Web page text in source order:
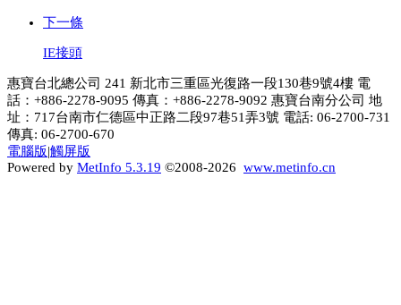
下一條
IE接頭
惠寶台北總公司 241 新北市三重區光復路一段130巷9號4樓 電
話：+886-2278-9095 傳真：+886-2278-9092 惠寶台南分公司 地
址：717台南市仁德區中正路二段97巷51弄3號 電話: 06-2700-731
傳真: 06-2700-670
電腦版|觸屏版
Powered by MetInfo 5.3.19 ©2008-2026 www.metinfo.cn